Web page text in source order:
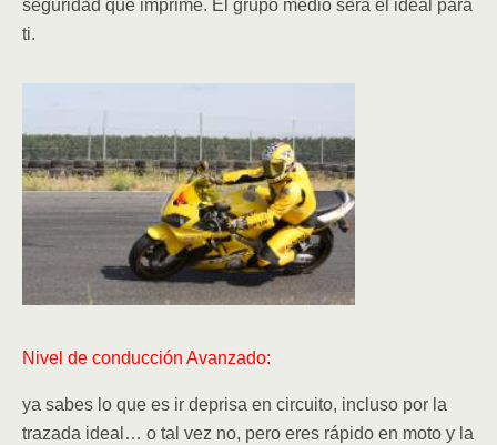
seguridad que imprime. El grupo medio será el ideal para
ti.
Nivel de conducción Avanzado:
ya sabes lo que es ir deprisa en circuito, incluso por la
trazada ideal… o tal vez no, pero eres rápido en moto y la